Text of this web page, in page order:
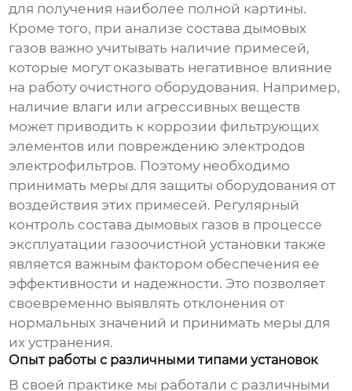
для получения наиболее полной картины.
Кроме того, при анализе состава дымовых
газов важно учитывать наличие примесей,
которые могут оказывать негативное влияние
на работу очистного оборудования. Например,
наличие влаги или агрессивных веществ
может приводить к коррозии фильтрующих
элементов или повреждению электродов
электрофильтров. Поэтому необходимо
принимать меры для защиты оборудования от
воздействия этих примесей. Регулярный
контроль состава дымовых газов в процессе
эксплуатации газоочистной установки также
является важным фактором обеспечения ее
эффективности и надежности. Это позволяет
своевременно выявлять отклонения от
нормальных значений и принимать меры для
их устранения.
Опыт работы с различными типами установок
В своей практике мы работали с различными